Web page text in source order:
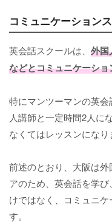
コミュニケーション
英会話スクールは、 外国
などとコミュニケーシ
特にマンツーマンの英
人講師と一定時間2人に
なくてはレッスンになり
前述のとおり、大阪は
アのため、英会話を学
けではなく、コミュニ
す。